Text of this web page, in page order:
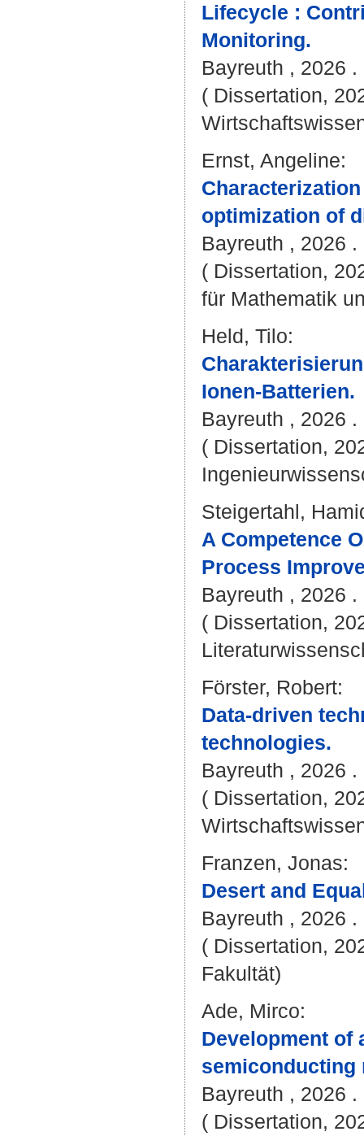
Lifecycle :
Monitoring.
Bayreuth , 2026
( Dissertation,
Ernst, Angeline:
optimization of
Bayreuth , 2026
( Dissertation,
für Mathematik
Held, Tilo:
Ionen-Batterien.
Bayreuth , 2026
( Dissertation,
Steigertahl,
A Competence
Process
Bayreuth , 2026 .
( Dissertation,
Förster, Robert:
Data-driven
technologies.
Bayreuth , 2026
( Dissertation,
Franzen, Jonas:
Desert and
Bayreuth , 2026 .
( Dissertation,
Fakultät)
Ade, Mirco:
Development of
semiconducting
Bayreuth , 2026
( Dissertation,